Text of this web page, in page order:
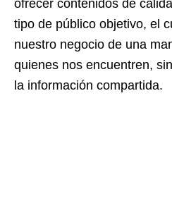
ofrecer contenidos de
tipo de público objetivo, el
nuestro negocio de una
quienes nos encuentren,
la información compartida.